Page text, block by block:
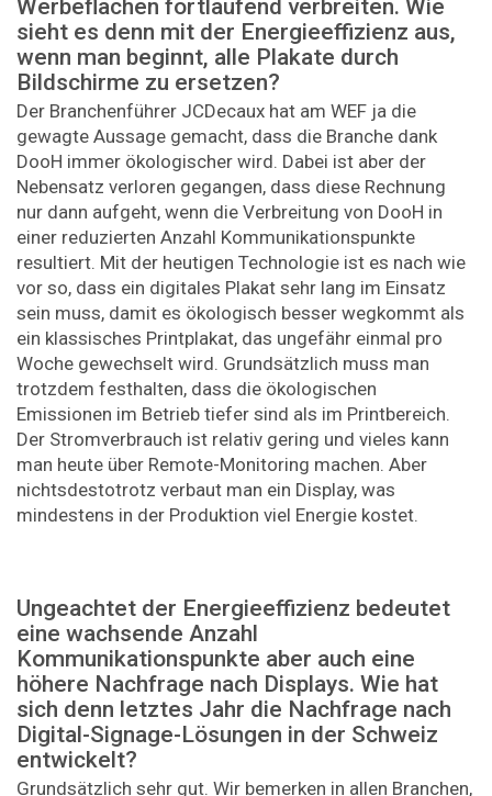
Werbeflächen fortlaufend verbreiten. Wie
sieht es denn mit der Energieeffizienz aus,
wenn man beginnt, alle Plakate durch
Bildschirme zu ersetzen?
Der Branchenführer JCDecaux hat am WEF ja die
gewagte Aussage gemacht, dass die Branche dank
DooH immer ökologischer wird. Dabei ist aber der
Nebensatz verloren gegangen, dass diese Rechnung
nur dann aufgeht, wenn die Verbreitung von DooH in
einer reduzierten Anzahl Kommunikationspunkte
resultiert. Mit der heutigen Technologie ist es nach wie
vor so, dass ein digitales Plakat sehr lang im Einsatz
sein muss, damit es ökologisch besser wegkommt als
ein klassisches Printplakat, das ungefähr einmal pro
Woche gewechselt wird. Grundsätzlich muss man
trotzdem festhalten, dass die ökologischen
Emissionen im Betrieb tiefer sind als im Printbereich.
Der Stromverbrauch ist relativ gering und vieles kann
man heute über Remote-Monitoring machen. Aber
nichtsdestotrotz verbaut man ein Display, was
mindestens in der Produktion viel Energie kostet.
Ungeachtet der Energieeffizienz bedeutet
eine wachsende Anzahl
Kommunikationspunkte aber auch eine
höhere Nachfrage nach Displays. Wie hat
sich denn letztes Jahr die Nachfrage nach
Digital-Signage-Lösungen in der Schweiz
entwickelt?
Grundsätzlich sehr gut. Wir bemerken in allen Branchen,